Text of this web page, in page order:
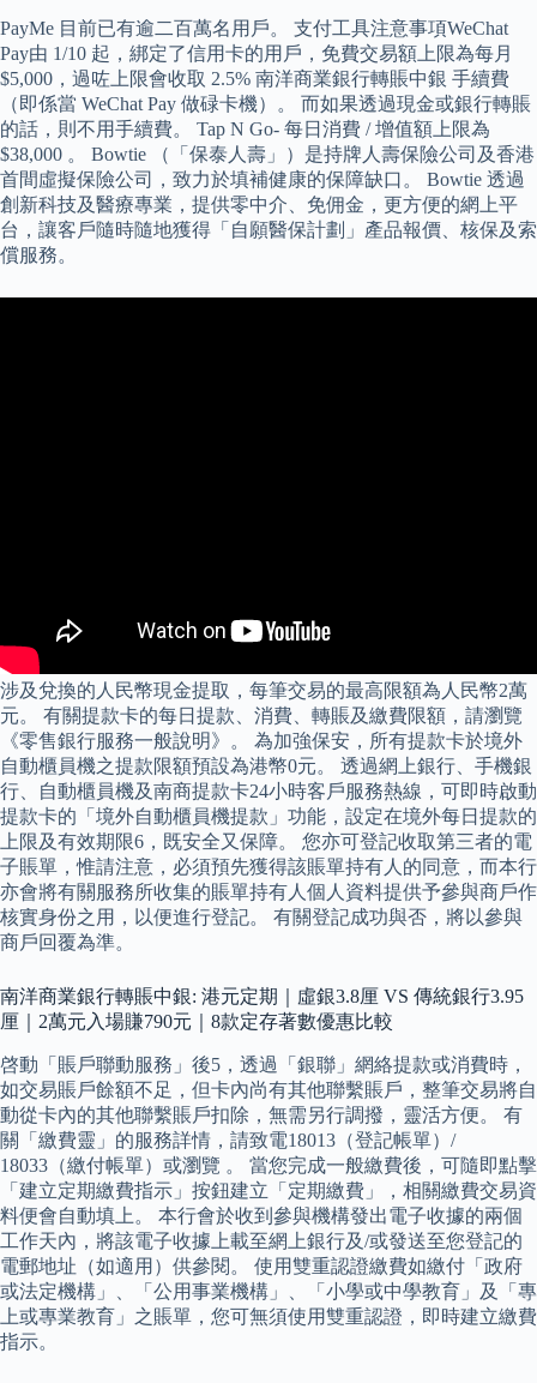
PayMe 目前已有逾二百萬名用戶。 支付工具注意事項WeChat
Pay由 1/10 起，綁定了信用卡的用戶，免費交易額上限為每月
$5,000，過咗上限會收取 2.5% 南洋商業銀行轉賬中銀 手續費
（即係當 WeChat Pay 做碌卡機）。 而如果透過現金或銀行轉賬
的話，則不用手續費。 Tap N Go- 每日消費 / 增值額上限為
$38,000 。 Bowtie （「保泰人壽」）是持牌人壽保險公司及香港
首間虛擬保險公司，致力於填補健康的保障缺口。 Bowtie 透過
創新科技及醫療專業，提供零中介、免佣金，更方便的網上平
台，讓客戶隨時隨地獲得「自願醫保計劃」產品報價、核保及索
償服務。
涉及兌換的人民幣現金提取，每筆交易的最高限額為人民幣2萬
元。 有關提款卡的每日提款、消費、轉賬及繳費限額，請瀏覽
《零售銀行服務一般說明》。 為加強保安，所有提款卡於境外
自動櫃員機之提款限額預設為港幣0元。 透過網上銀行、手機銀
行、自動櫃員機及南商提款卡24小時客戶服務熱線，可即時啟動
提款卡的「境外自動櫃員機提款」功能，設定在境外每日提款的
上限及有效期限6，既安全又保障。 您亦可登記收取第三者的電
子賬單，惟請注意，必須預先獲得該賬單持有人的同意，而本行
亦會將有關服務所收集的賬單持有人個人資料提供予參與商戶作
核實身份之用，以便進行登記。 有關登記成功與否，將以參與
商戶回覆為準。
南洋商業銀行轉賬中銀: 港元定期｜虛銀3.8厘 VS 傳統銀行3.95
厘｜2萬元入場賺790元｜8款定存著數優惠比較
啓動「賬戶聯動服務」後5，透過「銀聯」網絡提款或消費時，
如交易賬戶餘額不足，但卡內尚有其他聯繫賬戶，整筆交易將自
動從卡內的其他聯繫賬戶扣除，無需另行調撥，靈活方便。 有
關「繳費靈」的服務詳情，請致電18013（登記帳單）/
18033（繳付帳單）或瀏覽 。 當您完成一般繳費後，可隨即點擊
「建立定期繳費指示」按鈕建立「定期繳費」，相關繳費交易資
料便會自動填上。 本行會於收到參與機構發出電子收據的兩個
工作天內，將該電子收據上載至網上銀行及/或發送至您登記的
電郵地址（如適用）供參閱。 使用雙重認證繳費如繳付「政府
或法定機構」、「公用事業機構」、「小學或中學教育」及「專
上或專業教育」之賬單，您可無須使用雙重認證，即時建立繳費
指示。